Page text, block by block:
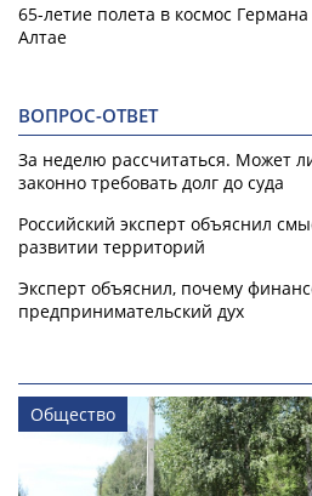
65-летие полета в космос
Алтае
ВОПРОС-ОТВЕТ
За неделю рассчитаться. Может
законно требовать долг до суда
Российский эксперт объяснил
развитии территорий
Эксперт объяснил, почему
предпринимательский дух
Общество